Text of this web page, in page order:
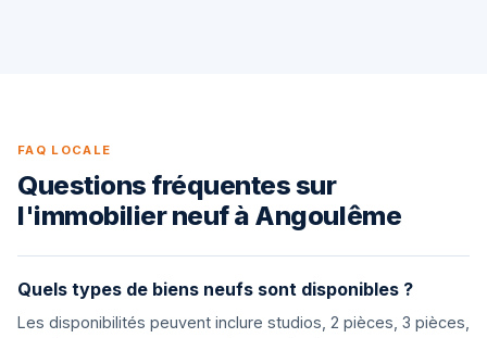
FAQ LOCALE
Questions fréquentes sur
l'immobilier neuf à Angoulême
Quels types de biens neufs sont disponibles ?
Les disponibilités peuvent inclure studios, 2 pièces, 3 pièces,